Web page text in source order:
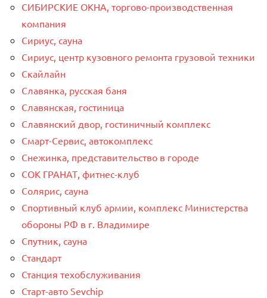
СИБИРСКИЕ ОКНА, торгово-производственная
компания
Сириус, сауна
Сириус, центр кузовного ремонта грузовой техники
Скайлайн
Славянка, русская баня
Славянская, гостиница
Славянский двор, гостиничный комплекс
Смарт-Сервис, автокомплекс
Снежинка, представительство в городе
СОК ГРАНАТ, фитнес-клуб
Солярис, сауна
Спортивный клуб армии, комплекс Министерства
обороны РФ в г. Владимире
Спутник, сауна
Стандарт
Станция техобслуживания
Старт-авто Sevchip